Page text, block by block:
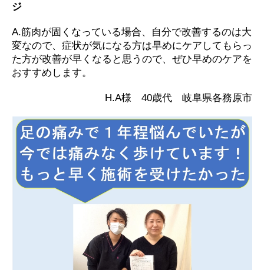
ジ
A.筋肉が固くなっている場合、自分で改善するのは大
変なので、症状が気になる方は早めにケアしてもらっ
た方が改善が早くなると思うので、ぜひ早めのケアを
おすすめします。
H.A様 40歳代 岐阜県各務原市